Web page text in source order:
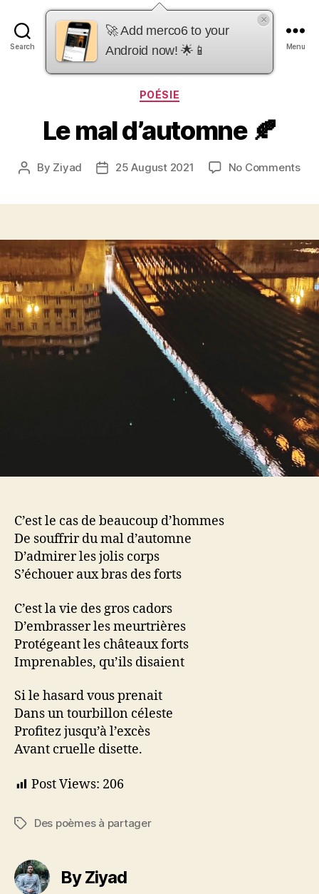
Search
merco6
Menu
Categories
POÉSIE
Le mal d’automne 🍂
Post
By Ziyad
Post25 August 2021 No Commentson
C’est le cas de beaucoup d’hommes
De souffrir du mal d’automne
D’admirer les jolis corps
S’échouer aux bras des forts
C’est la vie des gros cadors
D’embrasser les meurtrières
Protégeant les châteaux forts
Imprenables, qu’ils disaient
Si le hasard vous prenait
Dans un tourbillon céleste
Profitez jusqu’à l’excès
Avant cruelle disette.
Post Views: 206
TagsDes poèmes à partager
By Ziyad
🚀 Add merco6 to your
Android now! 🌟📱
×